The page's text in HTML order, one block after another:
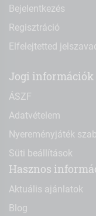
Bejelentkezés
Regisztráció
Elfelejtetted
Jogi információk
ÁSZF
Adatvételem
Nyereményjáték
Süti beállítások
Hasznos
Aktuális ajánlatok
Blog